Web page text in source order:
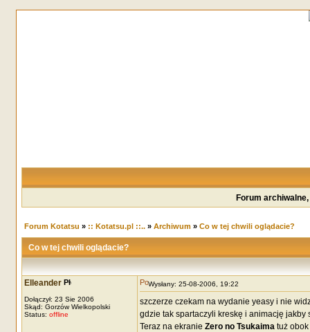
Forum
Forum Kotatsu » :: Kotatsu.pl ::..» Archiwum» Co w tej chwili oglądacie?
Co w tej chwili oglądacie?
Elleander
Dołączył: 23 Sie 2006
Skąd: Gorzów Wielkopolski
Status: offline
Wysłany: 25-08-2006, 19:22
szczerze czekam na wydanie yeasy i nie
gdzie tak spartaczyli kreskę i animację
Teraz na ekranie Zero no Tsukaimatuż obok